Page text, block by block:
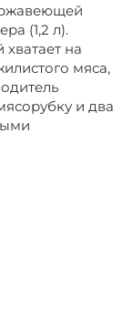
(1,2 л).
на
мяса,
и два